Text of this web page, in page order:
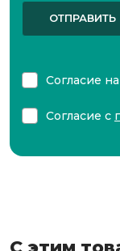
ОТПРАВИТЬ
Согласие
Согласие с